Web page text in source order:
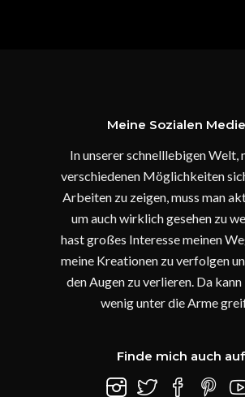
Meine Sozialen
In unserer schnelllebigen Welt,
verschiedenen Möglichkeiten
Arbeiten zu zeigen, muss man
um auch wirklich gesehen zu
hast großes Interesse meinen
meine Kreationen zu verfolgen
den Augen zu verlieren. Da
wenig unter die Arme
Finde mich auch